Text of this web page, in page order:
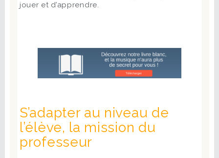
jouer et d’apprendre.
S’adapter au niveau de
l’élève, la mission du
professeur